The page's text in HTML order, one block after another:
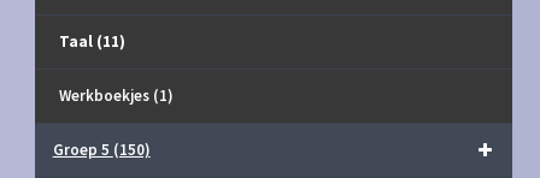
Taal (11)
Werkboekjes (1)
Groep 5 (150)